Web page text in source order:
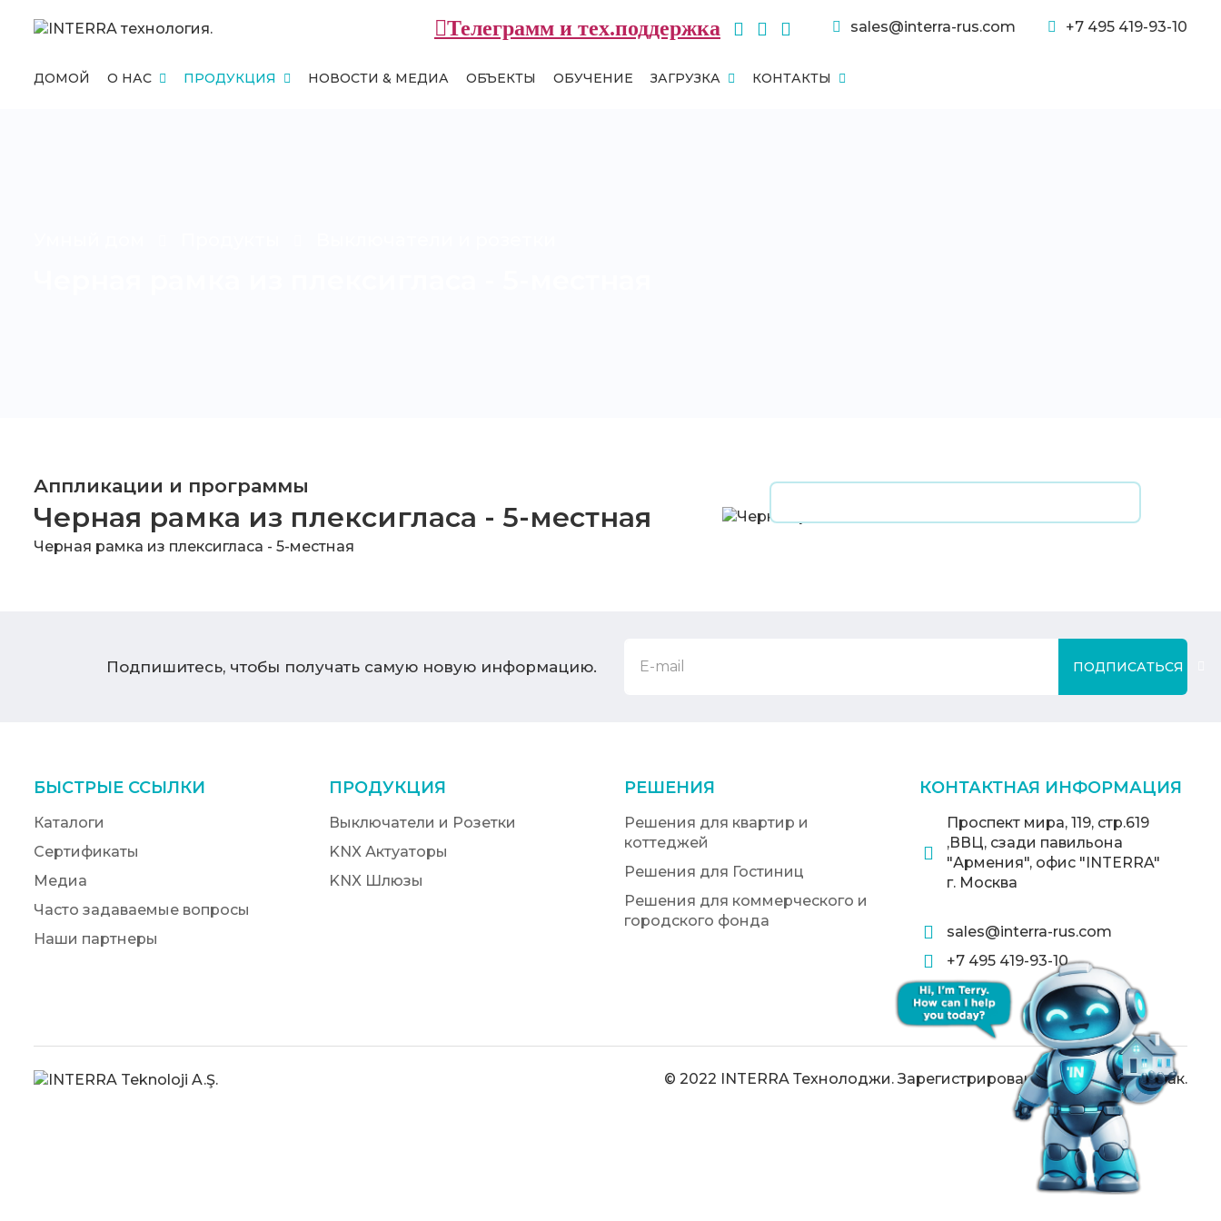
Телеграмм и тех.поддержка sales@interra-rus.com +7 495 419-93-10
ДОМОЙ О НАС ПРОДУКЦИЯ НОВОСТИ & МЕДИА ОБЪЕКТЫ ОБУЧЕНИЕ ЗАГРУЗКА КОНТАКТЫ
Аппликации и программы
Черная рамка из плексигласа - 5-местная
Черная рамка из плексигласа - 5-местная
Подпишитесь, чтобы получать самую новую информацию. ПОДПИСАТЬСЯ
БЫСТРЫЕ ССЫЛКИ
Каталоги
Сертификаты
Медиа
Часто задаваемые вопросы
Наши партнеры
ПРОДУКЦИЯ
Выключатели и Розетки
KNX Актуаторы
KNX Шлюзы
РЕШЕНИЯ
Решения для квартир и
коттеджей
Решения для Гостиниц
Решения для коммерческого и
городского фонда
КОНТАКТНАЯ ИНФОРМАЦИЯ
Проспект мира, 119, стр.619
,ВВЦ, сзади павильона
"Армения", офис "INTERRA"
г. Москва
sales@interra-rus.com
+7 495 419-93-10
© 2022 INTERRA Технолоджи. Зарегистрированный товарный знак.